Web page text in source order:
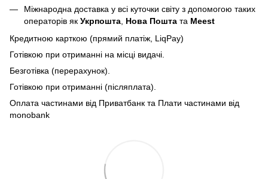
Міжнародна доставка у всі куточки світу з допомогою таких
операторів як Укрпошта Нова Пошта та Meest
Кредитною карткою (прямий платіж, LiqPay)
Готівкою при отриманні на місці видачі.
Безготівка (перерахунок).
Готівкою при отриманні (післяплата).
Оплата частинами від Приватбанк та Плати частинами від
monobank